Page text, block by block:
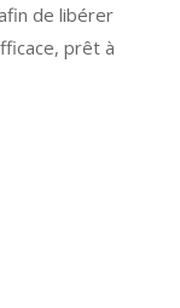
de libérer
prêt à